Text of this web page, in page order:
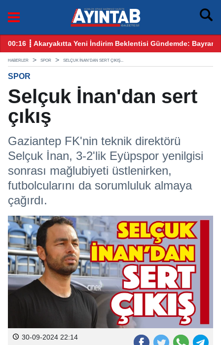
Öncesi Gözler Benzin ve Motorinde
12:25 ┋ CHP Gaziantep Karıştı: Ankara’dan Gelen Kulis
HABERLER SPOR SELÇUK İNAN'DAN SERT ÇIKIŞ...
SPOR
Selçuk İnan'dan sert
çıkış
Gaziantep FK'nin teknik direktörü
Selçuk İnan, 3-2'lik Eyüpspor yenilgisi
sonrası mağlubiyeti üstlenirken,
futbolcularını da sorumluluk almaya
çağırdı.
30-09-2024 22:14